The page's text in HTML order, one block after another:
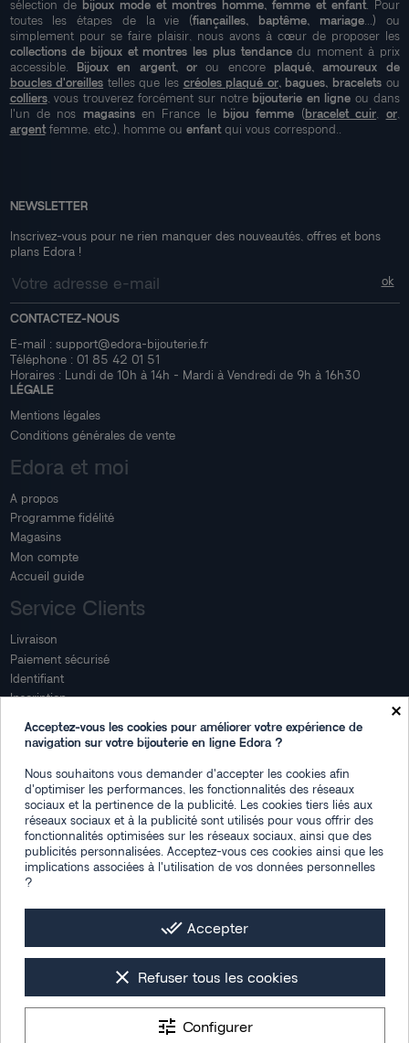
sélection de bijoux mode et montres homme, femme et enfant. Pour
toutes les étapes de la vie (fiançailles, baptême, mariage...) ou
simplement pour se faire plaisir, nous avons à cœur de proposer les
collections de bijoux et montres les plus tendancedu moment à prix
accessible. Bijoux en argent, orou encore plaqué, amoureux de
boucles d'oreilles telles que les créoles plaqué or, bagues, braceletsou
colliers, vous trouverez forcément sur notre bijouterie en ligne ou dans
l'un de nos magasinsen France le bijou femme (bracelet cuir or,
argentfemme, etc.), homme ou enfantqui vous correspond..
NEWSLETTER
Inscrivez-vous pour ne rien manquer des nouveautés, offres et bons
plans Edora !
CONTACTEZ-NOUS
E-mail : support@edora-bijouterie.fr
Téléphone : 01 85 42 01 51
Horaires : Lundi de 10h à 14h - Mardi à Vendredi de 9h à 16h30
LÉGALE
Mentions légales
Conditions générales de vente
Edora et moi
A propos
Programme fidélité
Magasins
Mon compte
Accueil guide
Service Clients
Livraison
Paiement sécurisé
Identifiant
Inscription
Mon espace
Suivi de commande
Connexion
Créez votre compte
Des questions
Contactez-nous
Facebook
Instagram
LinkedIn
Les photos de mise en situation sont générées par IA
×
Acceptez-vous les cookies pour améliorer votre expérience de
navigation sur votre bijouterie en ligne Edora ?
Nous souhaitons vous demander d'accepter les cookies afin
d'optimiser les performances, les fonctionnalités des réseaux
sociaux et la pertinence de la publicité. Les cookies tiers liés aux
réseaux sociaux et à la publicité sont utilisés pour vous offrir des
fonctionnalités optimisées sur les réseaux sociaux, ainsi que des
publicités personnalisées. Acceptez-vous ces cookies ainsi que les
implications associées à l'utilisation de vos données personnelles
?
done_all Accepter
clear Refuser tous les cookies
tune Configurer